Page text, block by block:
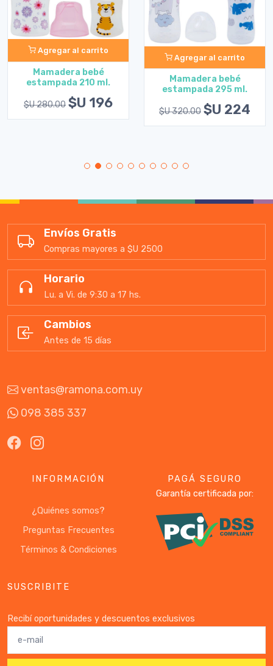
Agregar al carrito
Mamadera bebé
estampada 210 ml.
$U 280.00 $U 196
Agregar al carrito
Mamadera bebé
estampada 295 ml.
$U 320.00 $U 224
Envíos Gratis
Compras mayores a $U 2500
Horario
Lu. a Vi. de 9:30 a 17 hs.
Cambios
Antes de 15 días
ventas@ramona.com.uy
098 385 337
INFORMACIÓN
¿Quiénes somos?
Preguntas Frecuentes
Términos & Condiciones
PAGÁ SEGURO
Garantía certificada por:
SUSCRIBITE
Recibí oportunidades y descuentos exclusivos